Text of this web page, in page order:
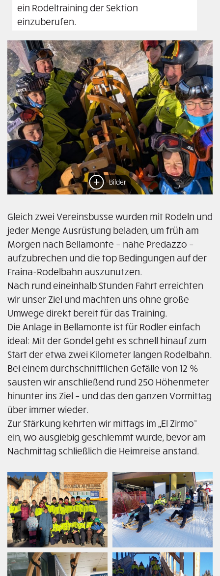
ein Rodeltraining der Sektion
einzuberufen.
Bilder
Gleich zwei Vereinsbusse wurden mit Rodeln und
jeder Menge Ausrüstung beladen, um früh am
Morgen nach Bellamonte – nahe Predazzo –
aufzubrechen und die top Bedingungen auf der
Fraina-Rodelbahn auszunutzen.
Nach rund eineinhalb Stunden Fahrt erreichten
wir unser Ziel und machten uns ohne große
Umwege direkt bereit für das Training.
Die Anlage in Bellamonte ist für Rodler einfach
ideal: Mit der Gondel geht es schnell hinauf zum
Start der etwa zwei Kilometer langen Rodelbahn.
Bei einem durchschnittlichen Gefälle von 12 %
sausten wir anschließend rund 250 Höhenmeter
hinunter ins Ziel – und das den ganzen Vormittag
über immer wieder.
Zur Stärkung kehrten wir mittags im „El Zirmo“
ein, wo ausgiebig geschlemmt wurde, bevor am
Nachmittag schließlich die Heimreise anstand.